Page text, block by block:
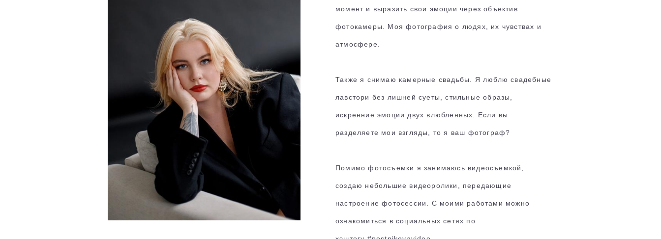
момент и выразить свои эмоции через объектив
фотокамеры. Моя фотография о людях, их чувствах и
атмосфере.
Также я снимаю камерные свадьбы. Я люблю свадебные
лавстори без лишней суеты, стильные образы,
искренние эмоции двух влюбленных. Если вы
разделяете мои взгляды, то я ваш фотограф?
Помимо фотосъемки я занимаюсь видеосъемкой,
создаю небольшие видеоролики, передающие
настроение фотосессии. С моими работами можно
ознакомиться в социальных сетях по